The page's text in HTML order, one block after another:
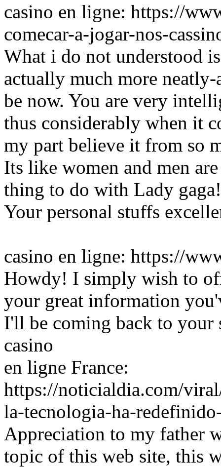
casino en ligne: https://
comecar-a-jogar-nos-
What i do not understood
actually much more neatly-
be now. You are very
thus considerably when it
my part believe it from so
Its like women and men
thing to do with Lady gaga!
Your personal stuffs
casino en ligne: https://
Howdy! I simply wish to
your great information
I'll be coming back to your
casino
en ligne France:
https://noticialdia.com/
la-tecnologia-ha-
Appreciation to my father
topic of this web site, this